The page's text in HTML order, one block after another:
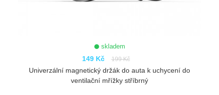
skladem
149 Kč 199 Kč
Univerzální magnetický držák do auta k uchycení do
ventilační mřížky stříbrný